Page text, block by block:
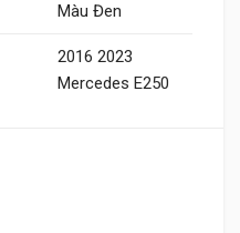
Màu Đen
2016 2023
Mercedes E250